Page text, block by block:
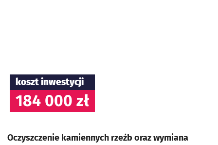
koszt inwestycji
184 000 zł
Oczyszczenie kamiennych rzeźb oraz wymiana